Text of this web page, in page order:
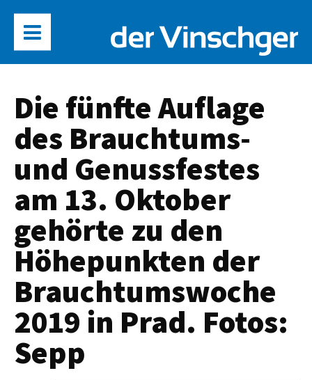
Die fünfte Auflage
des Brauchtums-
und Genussfestes
am 13. Oktober
gehörte zu den
Höhepunkten der
Brauchtumswoche
2019 in Prad. Fotos:
Sepp